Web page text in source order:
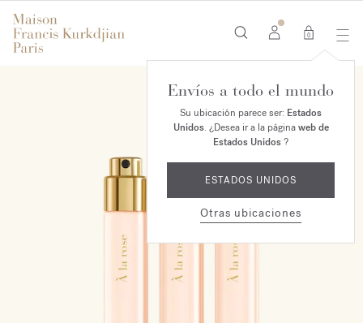
0
Envíos a todo el mundo
Su ubicación parece ser: Estados
Unidos. ¿Desea ir a la páginaweb de
Estados Unidos?
ESTADOS UNIDOS
Otras ubicaciones